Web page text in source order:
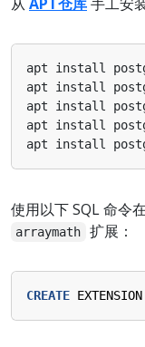
apt install
apt install
apt install
apt install
apt install
使用以下 SQL 命令
arraymath 扩展：
CREATE EXTENSION